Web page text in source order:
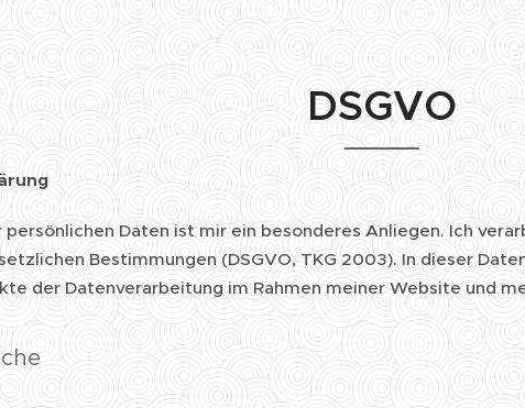
DSGVO
persönlichen Daten ist mir ein besonderes Anliegen. Ich
Bestimmungen (DSGVO, TKG 2003). In dieser
der Datenverarbeitung im Rahmen meiner Website und